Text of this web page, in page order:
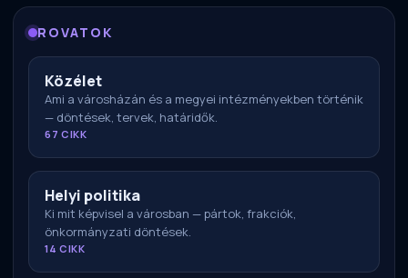
ROVATOK
Közélet
Ami a városházán és a megyei intézményekben történik
— döntések, tervek, határidők.
67 CIKK
Helyi politika
Ki mit képvisel a városban — pártok, frakciók,
önkormányzati döntések.
14 CIKK